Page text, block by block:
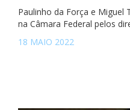
Paulinho da Força e Miguel
na Câmara Federal pelos
18 MAIO 2022